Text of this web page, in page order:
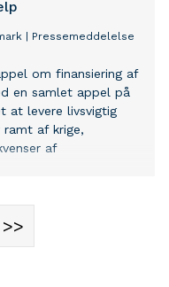
Pressemeddelelse
om finansiering af
en samlet appel på
at levere livsvigtig
af krige,
af
>>